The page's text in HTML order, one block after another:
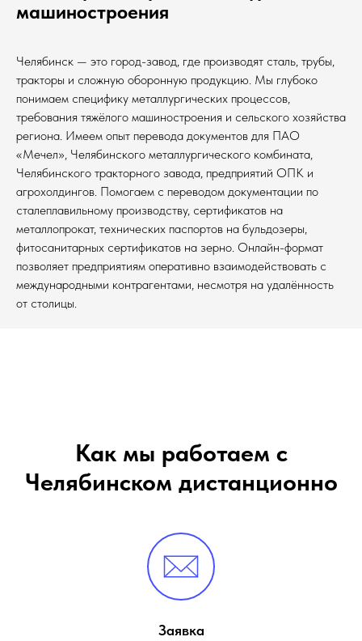
машиностроения
Челябинск — это город-завод, где производят сталь, трубы,
тракторы и сложную оборонную продукцию. Мы глубоко
понимаем специфику металлургических процессов,
требования тяжёлого машиностроения и сельского хозяйства
региона. Имеем опыт перевода документов для ПАО
«Мечел», Челябинского металлургического комбината,
Челябинского тракторного завода, предприятий ОПК и
агрохолдингов. Помогаем с переводом документации по
сталеплавильному производству, сертификатов на
металлопрокат, технических паспортов на бульдозеры,
фитосанитарных сертификатов на зерно. Онлайн-формат
позволяет предприятиям оперативно взаимодействовать с
международными контрагентами, несмотря на удалённость
от столицы.
Как мы работаем с
Челябинском дистанционно
Заявка